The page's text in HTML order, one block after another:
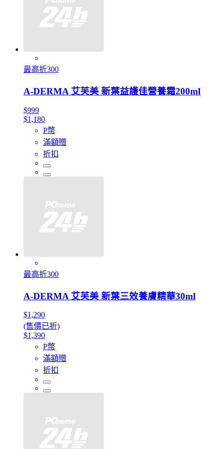
最高折300
A-DERMA 艾芙美 新葉益護佳營養霜200ml
$999
$1,180
P幣
滿額贈
折扣
最高折300
A-DERMA 艾芙美 新葉三效養膚精華30ml
$1,290
(售價已折)
$1,390
P幣
滿額贈
折扣